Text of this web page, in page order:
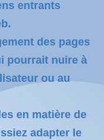
entrants
des pages
pourrait nuire à
ou au
en matière de
adapter le